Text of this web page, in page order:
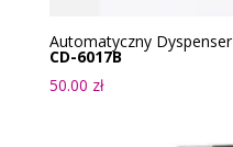
Automatyczny Dyspenser
CD-6017B
50.00 zł